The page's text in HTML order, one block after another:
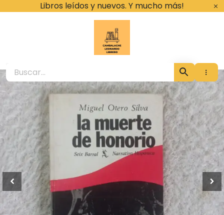
Libros leídos y nuevos. Y mucho más!
Cambalache